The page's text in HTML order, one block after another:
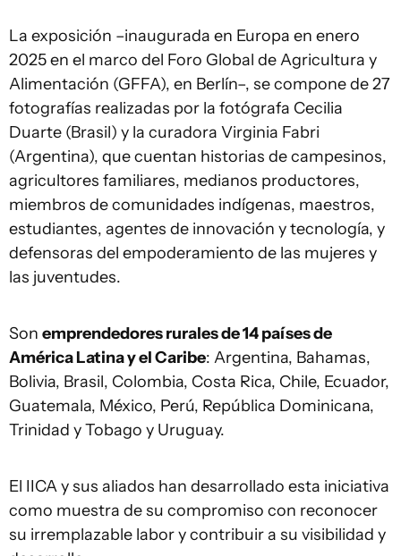
La exposición –inaugurada en Europa en enero
2025 en el marco del Foro Global de Agricultura y
Alimentación (GFFA), en Berlín–, se compone de 27
fotografías realizadas por la fotógrafa Cecilia
Duarte (Brasil) y la curadora Virginia Fabri
(Argentina), que cuentan historias de campesinos,
agricultores familiares, medianos productores,
miembros de comunidades indígenas, maestros,
estudiantes, agentes de innovación y tecnología, y
defensoras del empoderamiento de las mujeres y
las juventudes.
Son emprendedores rurales de 14 países de
América Latina y el Caribe: Argentina, Bahamas,
Bolivia, Brasil, Colombia, Costa Rica, Chile, Ecuador,
Guatemala, México, Perú, República Dominicana,
Trinidad y Tobago y Uruguay.
El IICA y sus aliados han desarrollado esta iniciativa
como muestra de su compromiso con reconocer
su irremplazable labor y contribuir a su visibilidad y